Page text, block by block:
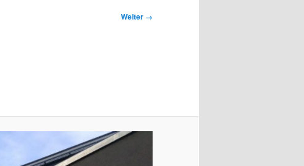
Bilder-
Weiter →